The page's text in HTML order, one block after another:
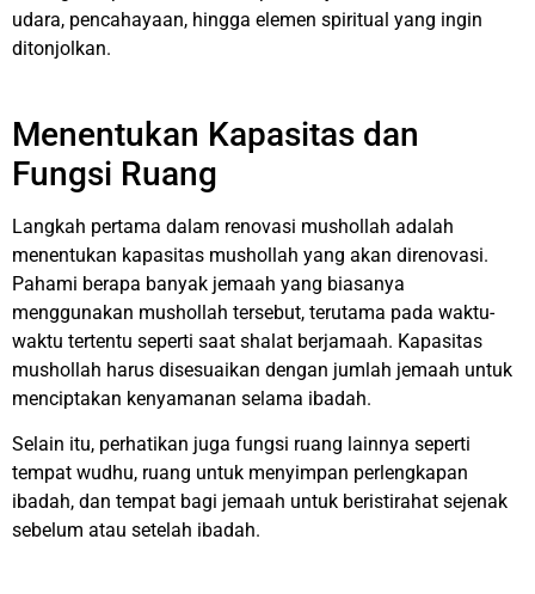
udara, pencahayaan, hingga elemen spiritual yang ingin
ditonjolkan.
Menentukan Kapasitas dan
Fungsi Ruang
Langkah pertama dalam renovasi mushollah adalah
menentukan kapasitas mushollah yang akan direnovasi.
Pahami berapa banyak jemaah yang biasanya
menggunakan mushollah tersebut, terutama pada waktu-
waktu tertentu seperti saat shalat berjamaah. Kapasitas
mushollah harus disesuaikan dengan jumlah jemaah untuk
menciptakan kenyamanan selama ibadah.
Selain itu, perhatikan juga fungsi ruang lainnya seperti
tempat wudhu, ruang untuk menyimpan perlengkapan
ibadah, dan tempat bagi jemaah untuk beristirahat sejenak
sebelum atau setelah ibadah.